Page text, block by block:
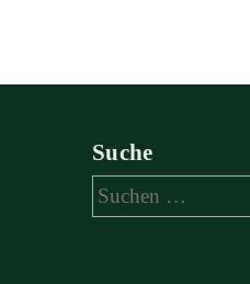
Suche
Suchen
nach: